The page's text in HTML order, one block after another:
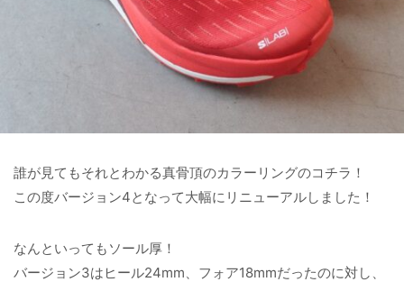
誰が見てもそれとわかる真骨頂のカラーリングのコチラ！
この度バージョン4となって大幅にリニューアルしました！
なんといってもソール厚！
バージョン3はヒール24mm、フォア18mmだったのに対し、